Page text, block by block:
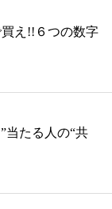
え!!６つの数字
当たる人の“共